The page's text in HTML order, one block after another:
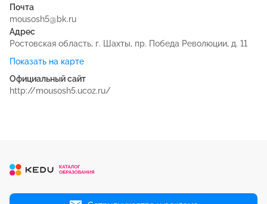
Почта
mousosh5@bk.ru
Адрес
Ростовская область, г. Шахты, пр. Победа Революции, д. 11
Показать на карте
Официальный сайт
http://mousosh5.ucoz.ru/